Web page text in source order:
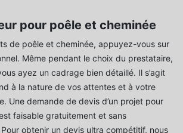
pour poêle et cheminée
de poêle et cheminée, appuyez-vous sur
Même pendant le choix du prestataire,
ayez un cadrage bien détaillé. Il s’agit
à la nature de vos attentes et à votre
Une demande de devis d’un projet pour
faisable gratuitement et sans
obtenir un devis ultra compétitif, nous